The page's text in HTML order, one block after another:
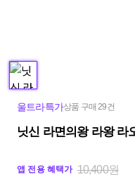
울트라특가상품 구매 29건
닛신 라면의왕 라왕 라
앱 전용 혜택가 10,400원